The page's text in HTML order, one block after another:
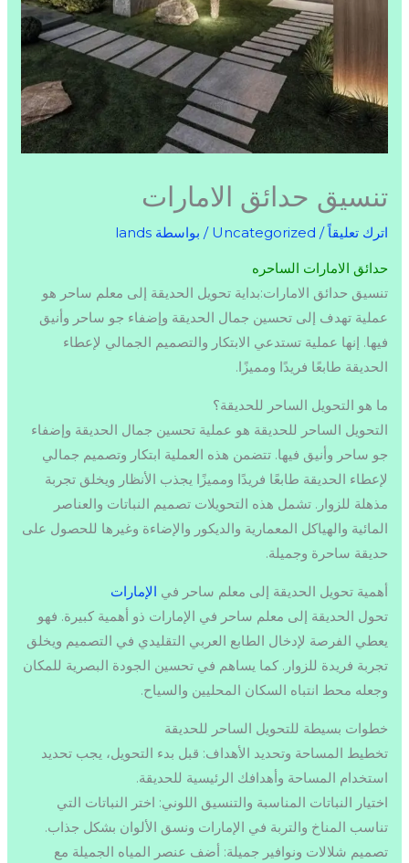
تنسيق حدائق الامارات
اترك تعليقاً /
Uncategorized / بواسطة lands
حدائق الامارات الساحره
تنسيق حدائق الامارات:بداية تحويل الحديقة إلى معلم ساحر هو
عملية تهدف إلى تحسين جمال الحديقة وإضفاء جو ساحر وأنيق
فيها. إنها عملية تستدعي الابتكار والتصميم الجمالي لإعطاء
الحديقة طابعًا فريدًا ومميزًا.
ما هو التحويل الساحر للحديقة؟
التحويل الساحر للحديقة هو عملية تحسين جمال الحديقة وإضفاء
جو ساحر وأنيق فيها. تتضمن هذه العملية ابتكار وتصميم جمالي
لإعطاء الحديقة طابعًا فريدًا ومميزًا يجذب الأنظار ويخلق تجربة
مذهلة للزوار. تشمل هذه التحويلات تصميم النباتات والعناصر
المائية والهياكل المعمارية والديكور والإضاءة وغيرها للحصول على
حديقة ساحرة وجميلة.
أهمية تحويل الحديقة إلى معلم ساحر في الإمارات
تحول الحديقة إلى معلم ساحر في الإمارات ذو أهمية كبيرة. فهو
يعطي الفرصة لإدخال الطابع العربي التقليدي في التصميم ويخلق
تجربة فريدة للزوار. كما يساهم في تحسين الجودة البصرية للمكان
وجعله محط انتباه السكان المحليين والسياح.
خطوات بسيطة للتحويل الساحر للحديقة
تخطيط المساحة وتحديد الأهداف: قبل بدء التحويل، يجب تحديد
استخدام المساحة وأهدافك الرئيسية للحديقة.
اختيار النباتات المناسبة والتنسيق اللوني: اختر النباتات التي
تناسب المناخ والتربة في الإمارات ونسق الألوان بشكل جذاب.
تصميم شلالات ونوافير جميلة: أضف عنصر المياه الجميلة مع